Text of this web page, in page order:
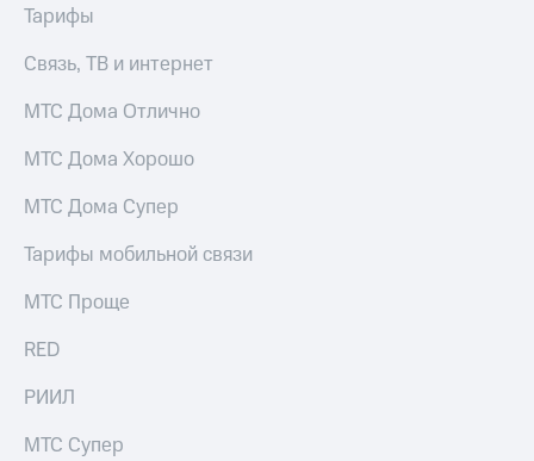
Реквизиты
развитие
На главную
Тарифы
Связь, ТВ и интернет
МТС Дома Отлично
МТС Дома Хорошо
МТС Дома Супер
Тарифы мобильной связи
МТС Проще
RED
РИИЛ
МТС Супер